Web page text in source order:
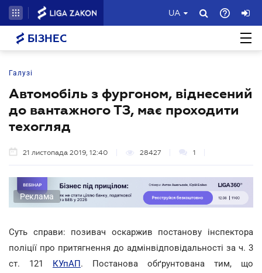
UA
БІЗНЕС
Галузі
Автомобіль з фургоном, віднесений
до вантажного ТЗ, має проходити
техогляд
21 листопада 2019, 12:40 28427 1
Реклама
Суть справи: позивач оскаржив постанову інспектора
поліції про притягнення до адмінвідповідальності за ч. 3
ст. 121 КУпАП. Постанова обґрунтована тим, що